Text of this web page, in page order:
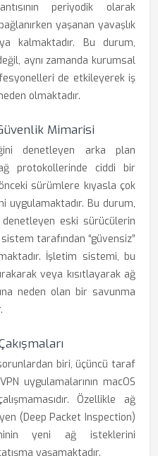
periyodik olarak
yaşanan yavaşlık
kalmaktadır. Bu durum,
aynı zamanda kurumsal
de etkileyerek iş
olmaktadır.
Mimarisi
denetleyen arka plan
protokollerinde ciddi bir
sürümlere kıyasla çok
uygulamaktadır. Bu durum,
eski sürücülerin
tarafından “güvensiz”
İşletim sistemi, bu
veya kısıtlayarak ağ
neden olan bir savunma
sorunlardan biri, üçüncü taraf
uygulamalarının macOS
Özellikle ağ
(Deep Packet Inspection)
yeni ağ isteklerini
yaşamaktadır.